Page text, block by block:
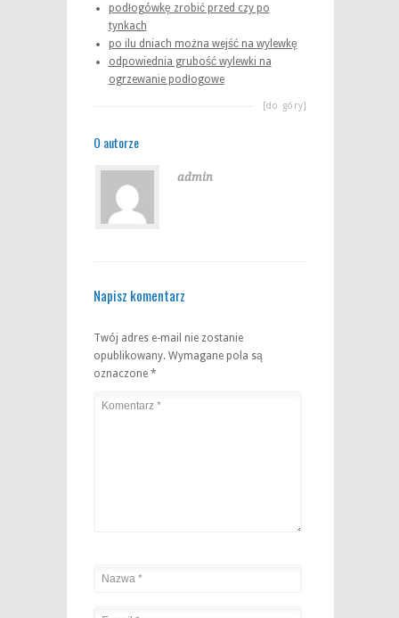
podłogówkę zrobić przed czy po
tynkach
po ilu dniach można wejść na wylewkę
odpowiednia grubość wylewki na
ogrzewanie podłogowe
[do góry]
O autorze
admin
Napisz komentarz
Twój adres e-mail nie zostanie
opublikowany. Wymagane pola są
oznaczone *